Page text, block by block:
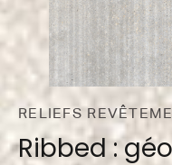
RELIEFS
Ribbed :